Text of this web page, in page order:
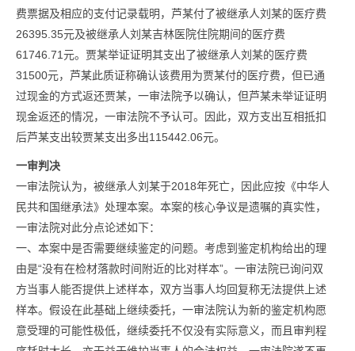
费票据及相应的支付记录载明，芦某付了被继承人刘某的医疗费
26395.35元及被继承人刘某吉林医院住院期间的医疗费
61746.71元。贾某举证证明其支出了被继承人刘某的医疗费
31500元，芦某此质证称确认该费用为贾某付的医疗费，但已通
过现金的方式返还贾某，一审法院予以确认，但芦某未举证证明
现金返还的情况，一审法院不予认可。因此，双方支出互相抵扣
后芦某支出较贾某支出多出115442.06元。
一审判决
一审法院认为，被继承人刘某于2018年死亡，因此应按《中华人
民共和国继承法》处理本案。本案的核心争议是遗嘱的真实性，
一审法院对此分点论述如下：
一、本案中是否需要继续鉴定的问题。考虑到鉴定机构给出的理
由是“没有在检材落款时间附近的比对样本”。一审法院已询问双
方当事人能否提供上述样本，双方当事人均回复称无法提供上述
样本。假设在此基础上继续委托，一审法院认为新的鉴定机构愿
意受理的可能性极低，继续委托不仅没有实际意义，而且审判程